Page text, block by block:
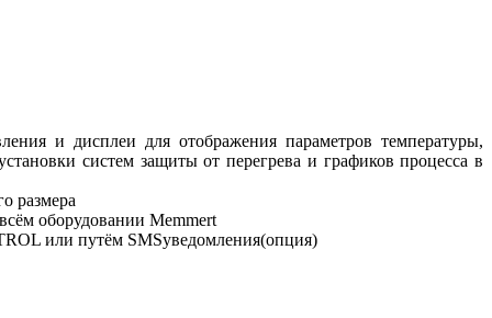
и дисплеи для отображения параметров температуры,
систем защиты от перегрева и графиков процесса в
размера
оборудовании Memmert
или путём SMSуведомления(опция)